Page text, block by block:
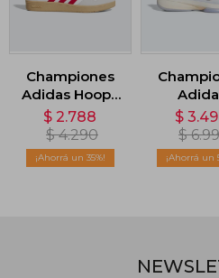
Championes
Adidas Hoops
4.0 - Blanco
$ 2.788
$ 4.290
35
Adizero
3.0 -
$
$